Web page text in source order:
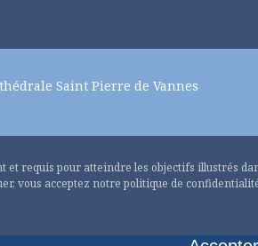
Saint Pierre de Vannes
requis pour atteindre les objectifs illustrés
vous acceptez notre politique de